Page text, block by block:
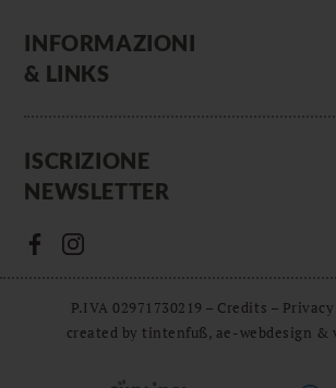
INFORMAZIONI
& LINKS
ISCRIZIONE
NEWSLETTER
P.IVA 02971730219 – Credits – Privacy
created by tintenfuß, ae-webdesign